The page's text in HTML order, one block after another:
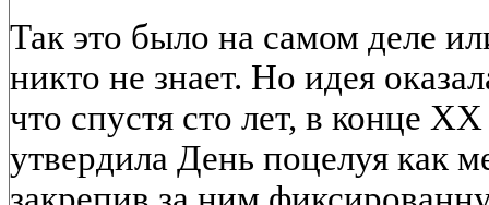
Так это было на самом деле
никто не знает. Но идея
что спустя сто лет, в конце
утвердила День поцелуя как